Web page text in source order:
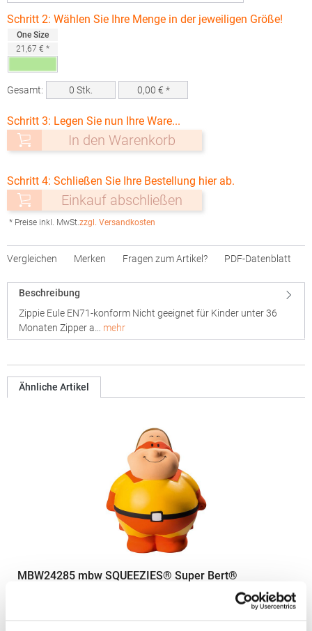
Schritt 2: Wählen Sie Ihre Menge in der jeweiligen Größe!
One Size
21,67 € *
Gesamt: 0 Stk. 0,00 € *
Schritt 3: Legen Sie nun Ihre Ware...
In den Warenkorb
Schritt 4: Schließen Sie Ihre Bestellung hier ab.
Einkauf abschließen
* Preise inkl. MwSt.zzgl. Versandkosten
Vergleichen Merken Fragen zum Artikel? PDF-Datenblatt
Beschreibung
Zippie Eule EN71-konform Nicht geeignet für Kinder unter 36
Monaten Zipper a… mehr
Ähnliche Artikel
MBW24285 mbw SQUEEZIES® Super Bert®
Antistressball in Figurform mit Kugelbauch und Lächelgarantie
Zum Abbau von Stress einfach zusammenknautschen Durch die